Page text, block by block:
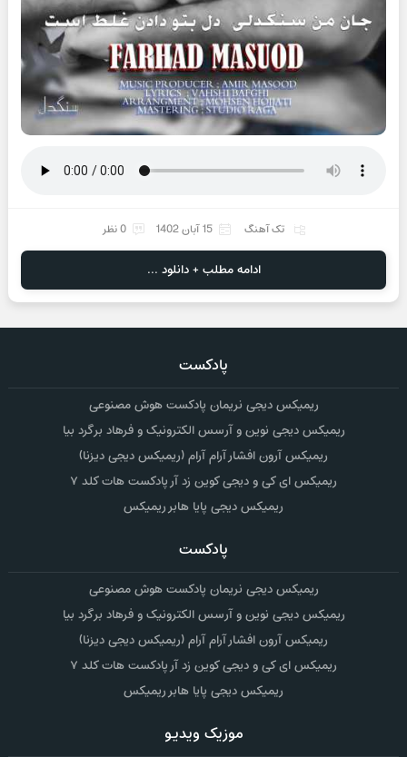
تک آهنگ 15 آبان 1402 0 نظر
ادامه مطلب + دانلود ...
پادکست
ریمیکس دیجی نریمان پادکست هوش مصنوعی
ریمیکس دیجی نوین و آرسس الکترونیک و فرهاد برگرد بیا
ریمیکس آرون افشار آرام آرام (ریمیکس دیجی دیزنا)
ریمیکس ای کی و دیجی کوین زد آر پادکست هات کلد ۷
ریمیکس دیجی پایا هابر ریمیکس
پادکست
ریمیکس دیجی نریمان پادکست هوش مصنوعی
ریمیکس دیجی نوین و آرسس الکترونیک و فرهاد برگرد بیا
ریمیکس آرون افشار آرام آرام (ریمیکس دیجی دیزنا)
ریمیکس ای کی و دیجی کوین زد آر پادکست هات کلد ۷
ریمیکس دیجی پایا هابر ریمیکس
موزیک ویدیو